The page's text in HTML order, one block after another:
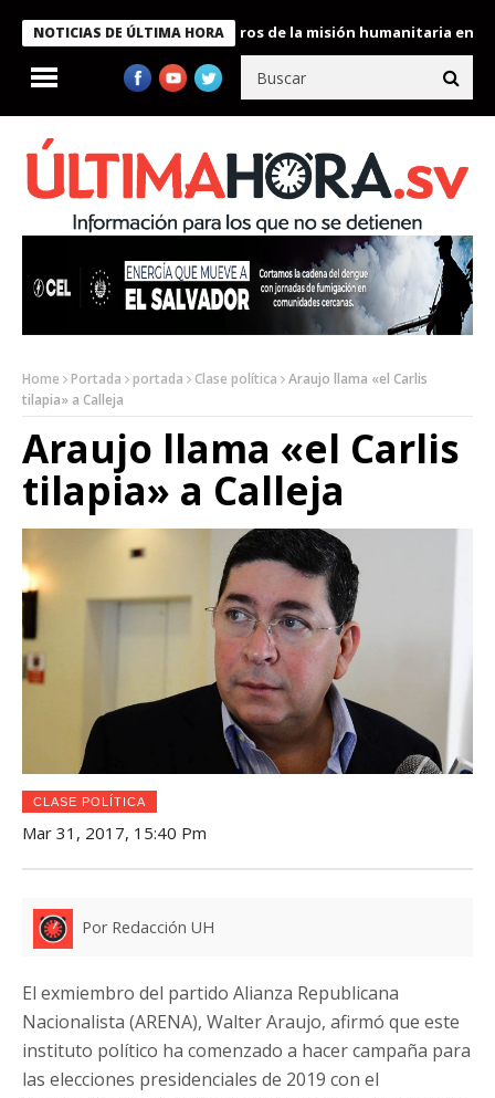
NOTICIAS DE ÚLTIMA HORA
condecora a miembros de la misión humanitaria enviada a
Home Portada portada Clase política
Araujo llama «el Carlis
tilapia» a Calleja
Araujo llama «el Carlis
tilapia» a Calleja
CLASE POLÍTICA
Mar 31, 2017, 15:40 Pm
Por Redacción UH
El exmiembro del partido Alianza Republicana
Nacionalista (ARENA), Walter Araujo, afirmó que este
instituto político ha comenzado a hacer campaña para
las elecciones presidenciales de 2019 con el